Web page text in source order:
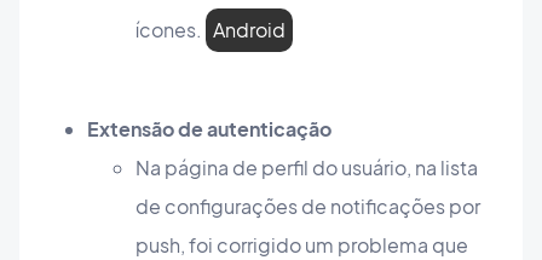
ícones. Android
Extensão de autenticação
Na página de perfil do usuário, na lista
de configurações de notificações por
push, foi corrigido um problema que